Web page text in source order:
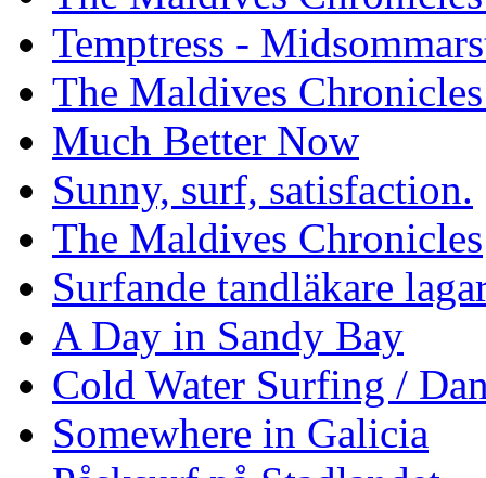
Temptress -
The Maldives
Much Better Now
Sunny, surf, satisfaction.
The Maldives Chronicles
Surfande tandläkare
A Day in Sandy Bay
Cold Water Surfing /
Somewhere in Galicia